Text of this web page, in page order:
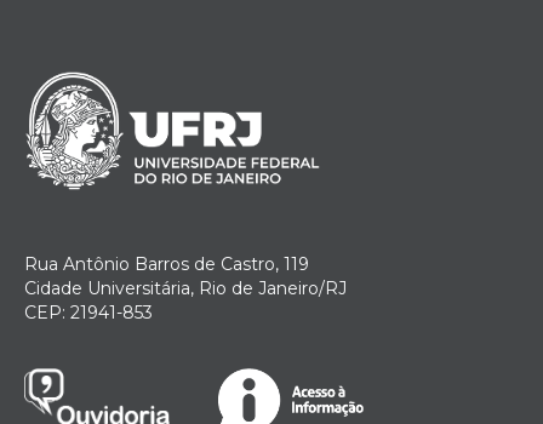
Rua Antônio Barros de Castro, 119
Cidade Universitária, Rio de Janeiro/RJ
CEP: 21941-853